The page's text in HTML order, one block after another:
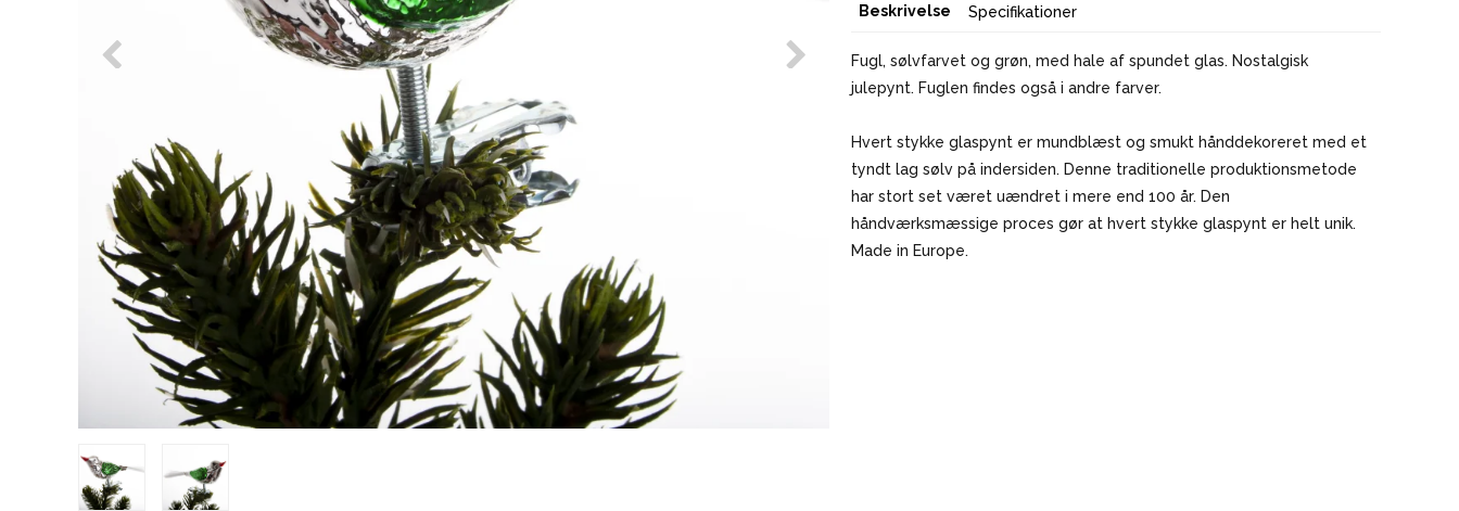
Beskrivelse Specifikationer
Fugl, sølvfarvet og grøn, med hale af spundet glas. Nostalgisk
julepynt. Fuglen findes også i andre farver.
Hvert stykke glaspynt er mundblæst og smukt hånddekoreret med et
tyndt lag sølv på indersiden. Denne traditionelle produktionsmetode
har stort set været uændret i mere end 100 år. Den
håndværksmæssige proces gør at hvert stykke glaspynt er helt unik.
Made in Europe.